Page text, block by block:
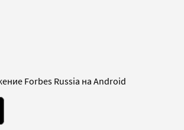
Forbes Russia на Android